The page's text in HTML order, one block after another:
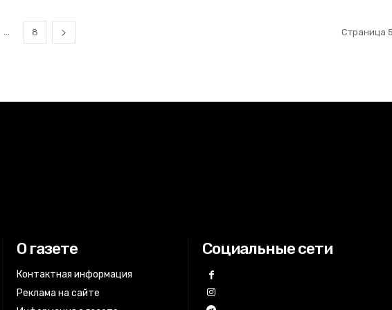
... 8 Страница
О газете
Контактная информация
Реклама на сайте
Социальные сети